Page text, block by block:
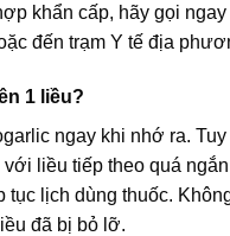
khẩn cấp, hãy gọi ngay
đến trạm Y tế địa
1 liều?
ngay khi nhớ ra.
liều tiếp theo quá
tục lịch dùng thuốc.
đã bị bỏ lỡ.